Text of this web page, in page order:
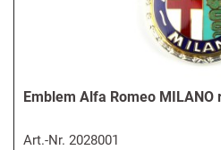
Emblem Alfa Romeo
Art.-Nr.2028001